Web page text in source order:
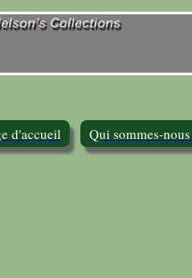
d'accueil Qui sommes-